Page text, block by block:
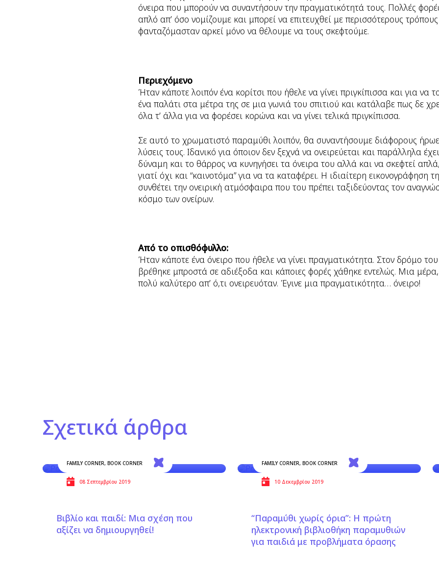
όνειρα που μπορούν να συναντήσουν την πραγματικότητά τους. Πολλές
απλό απ’ όσο νομίζουμε και μπορεί να επιτευχθεί με περισσότερους
φανταζόμασταν αρκεί μόνο να θέλουμε να τους σκεφτούμε.
Περιεχόμενο
Ήταν κάποτε λοιπόν ένα κορίτσι που ήθελε να γίνει πριγκίπισσα και για να
ένα παλάτι στα μέτρα της σε μια γωνιά του σπιτιού και κατάλαβε πως δε
όλα τ’ άλλα για να φορέσει κορώνα και να γίνει τελικά πριγκίπισσα.
Σε αυτό το χρωματιστό παραμύθι λοιπόν, θα συναντήσουμε διάφορους
λύσεις τους. Ιδανικό για όποιον δεν ξεχνά να ονειρεύεται και παράλληλα
δύναμη και το θάρρος να κυνηγήσει τα όνειρα του αλλά και να σκεφτεί
γιατί όχι και “καινοτόμα” για να τα καταφέρει. Η ιδιαίτερη εικονογράφηση
συνθέτει την ονειρική ατμόσφαιρα που του πρέπει ταξιδεύοντας τον
κόσμο των ονείρων.
Από το οπισθόφυλλο:
Ήταν κάποτε ένα όνειρο που ήθελε να γίνει πραγματικότητα. Στον δρόμο
βρέθηκε μπροστά σε αδιέξοδα και κάποιες φορές χάθηκε εντελώς. Μια μέρα,
πολύ καλύτερο απ’ ό,τι ονειρευόταν. Έγινε μια πραγματικότητα… όνειρο!
Σχετικά άρθρα
FAMILY CORNER, BOOK CORNER
08 Σεπτεμβρίου 2019
Βιβλίο και παιδί: Μια σχέση που
αξίζει να δημιουργηθεί!
FAMILY CORNER, BOOK CORNER
10 Δεκεμβρίου 2019
“Παραμύθι χωρίς όρια”: Η πρώτη
ηλεκτρονική βιβλιοθήκη παραμυθιών
για παιδιά με προβλήματα όρασης